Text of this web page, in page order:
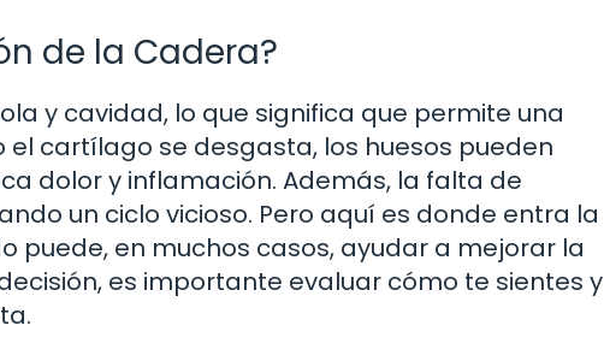
de la Cadera?
y cavidad, lo que significa que permite una
cartílago se desgasta, los huesos pueden
dolor y inflamación. Además, la falta de
un ciclo vicioso. Pero aquí es donde entra la
puede, en muchos casos, ayudar a mejorar la
es importante evaluar cómo te sientes y